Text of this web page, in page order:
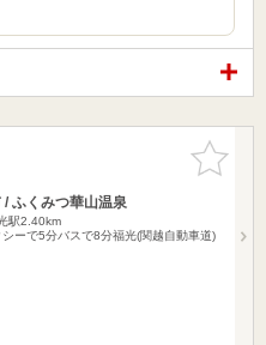
お気に入
りに追加
/ ふくみつ華山温泉
駅2.40km
ーで5分バスで8分福光(関越自動車道)